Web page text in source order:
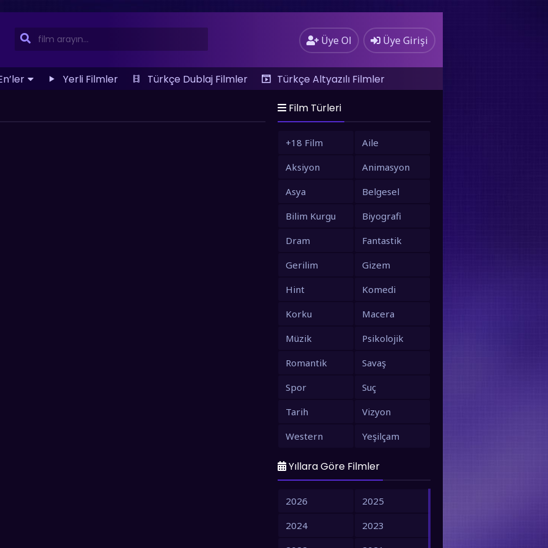
Üye Ol Üye Girişi
Yerli Filmler Türkçe Dublaj Filmler
Türkçe Altyazılı Filmler
Film Türleri
+18 Film
Aile
Aksiyon
Animasyon
Asya
Belgesel
Bilim Kurgu
Biyografi
Dram
Fantastik
Gerilim
Gizem
Hint
Komedi
Korku
Macera
Müzik
Psikolojik
Romantik
Savaş
Spor
Suç
Tarih
Vizyon
Western
Yeşilçam
Yıllara Göre Filmler
2026
2025
2024
2023